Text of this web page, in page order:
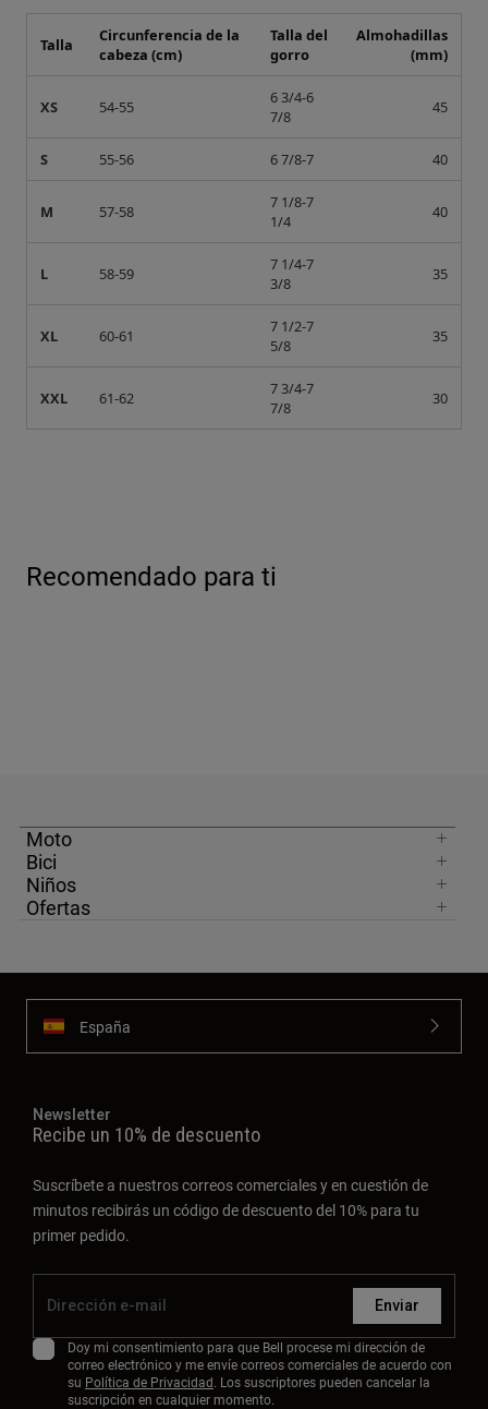
Talla
Circunferencia de la
cabeza (cm)
Talla del
gorro
Almohadillas
(mm)
XS 54-55
6 3/4-6
7/8
45
S 55-56 6 7/8-7 40
M 57-58
7 1/8-7
1/4
40
L 58-59
7 1/4-7
3/8
35
XL 60-61
7 1/2-7
5/8
35
XXL 61-62
7 3/4-7
7/8
30
Recomendado para ti
Moto
Bici
Niños
Ofertas
España
Newsletter
Recibe un 10% de descuento
Suscríbete a nuestros correos comerciales y en cuestión de
minutos recibirás un código de descuento del 10% para tu
primer pedido.
Enviar
Doy mi consentimiento para que Bell procese mi dirección de
correo electrónico y me envíe correos comerciales de acuerdo con
su Política de Privacidad. Los suscriptores pueden cancelar la
suscripción en cualquier momento.